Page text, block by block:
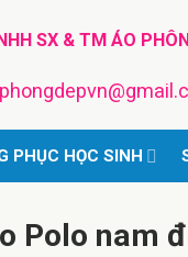
SX & TM ÁO
PHỤC HỌC SINH
Polo nam